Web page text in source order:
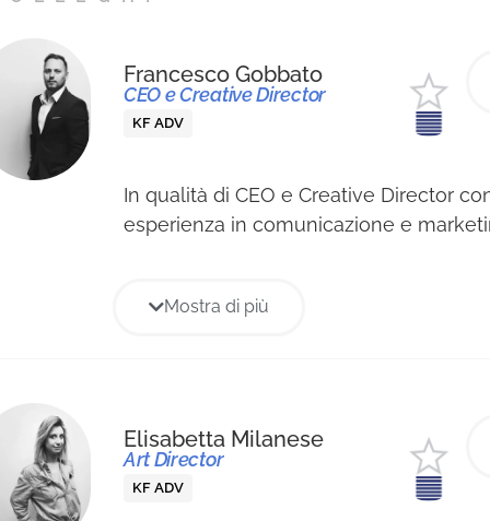
Francesco Gobbato
CEO e Creative Director
KF ADV
In qualità di CEO e Creative Director
esperienza in comunicazione e
prodotti e far crescere i brand
di supervisionare e gestire team di
progetti unici
Mostra di più
Elisabetta Milanese
Art Director
KF ADV